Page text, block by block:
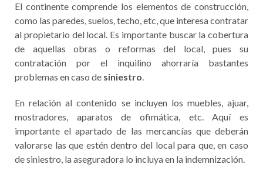
El continente comprende los elementos de construcción,
como las paredes, suelos, techo, etc, que interesa contratar
al propietario del local. Es importante buscar la cobertura
de aquellas obras o reformas del local, pues su
contratación por el inquilino ahorraría bastantes
problemas en caso de siniestro.
En relación al contenido se incluyen los muebles, ajuar,
mostradores, aparatos de ofimática, etc. Aquí es
importante el apartado de las mercancías que deberán
valorarse las que estén dentro del local para que, en caso
de siniestro, la aseguradora lo incluya en la indemnización.